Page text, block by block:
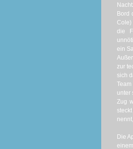
Bord
die
ein
zur
sich
unter
Zug
Die